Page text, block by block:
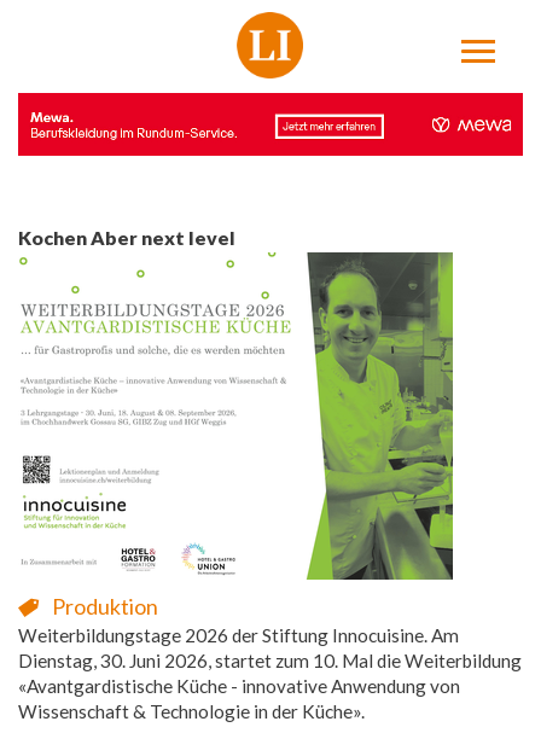
Kochen Aber next level
Produktion
Weiterbildungstage 2026 der Stiftung Innocuisine. Am
Dienstag, 30. Juni 2026, startet zum 10. Mal die Weiterbildung
«Avantgardistische Küche - innovative Anwendung von
Wissenschaft & Technologie in der Küche».